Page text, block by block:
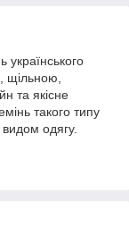
українського
щільною,
та якісне
такого типу
одягу.